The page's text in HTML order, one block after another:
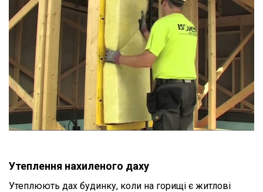
Утеплення нахиленого даху
Утеплюють дах будинку, коли на горищі є житлові